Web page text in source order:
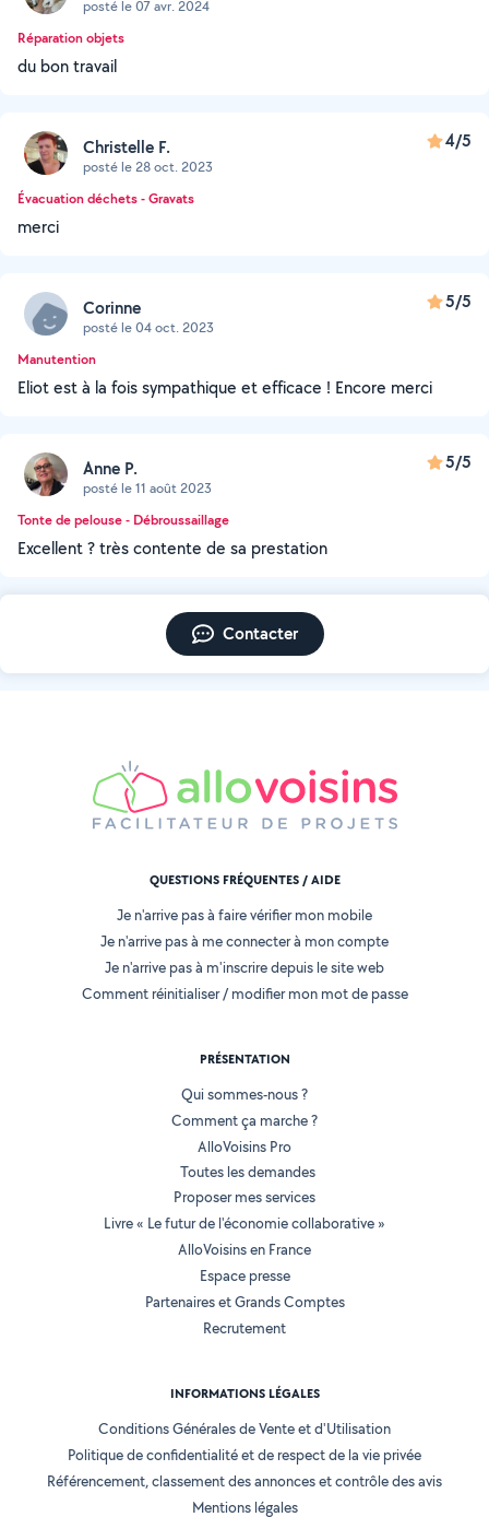
posté le 07 avr. 2024
Réparation objets
du bon travail
Christelle F.
posté le 28 oct. 2023
4/5
Évacuation déchets - Gravats
merci
Corinne
posté le 04 oct. 2023
5/5
Manutention
Eliot est à la fois sympathique et efficace ! Encore merci
Anne P.
posté le 11 août 2023
5/5
Tonte de pelouse - Débroussaillage
Excellent ? très contente de sa prestation
Contacter
QUESTIONS FRÉQUENTES / AIDE
Je n'arrive pas à faire vérifier mon mobile
Je n'arrive pas à me connecter à mon compte
Je n'arrive pas à m'inscrire depuis le site web
Comment réinitialiser / modifier mon mot de passe
PRÉSENTATION
Qui sommes-nous ?
Comment ça marche ?
AlloVoisins Pro
Toutes les demandes
Proposer mes services
Livre « Le futur de l'économie collaborative »
AlloVoisins en France
Espace presse
Partenaires et Grands Comptes
Recrutement
INFORMATIONS LÉGALES
Conditions Générales de Vente et d'Utilisation
Politique de confidentialité et de respect de la vie privée
Référencement, classement des annonces et contrôle des avis
Mentions légales